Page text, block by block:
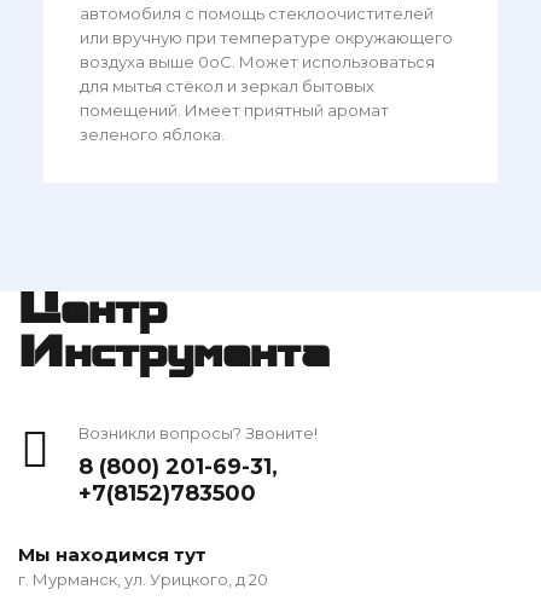
автомобиля с помощь стеклоочистителей
или вручную при температуре окружающего
воздуха выше 0оС. Может использоваться
для мытья стёкол и зеркал бытовых
помещений. Имеет приятный аромат
зеленого яблока.
Центр
Инструмента
Возникли вопросы? Звоните!
8 (800) 201-69-31,
+7(8152)783500
Мы находимся тут
г. Мурманск, ул. Урицкого, д 20